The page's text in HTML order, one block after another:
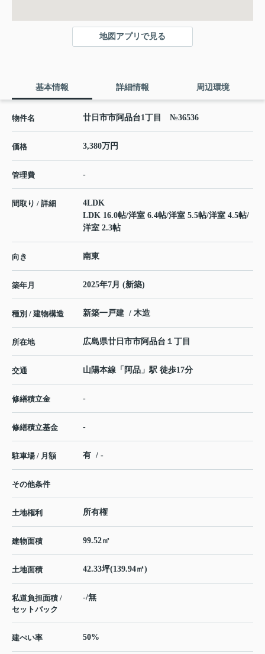
地図アプリで見る
基本情報 詳細情報 周辺環境
物件名 廿日市市阿品台1丁目 №36536
価格 3,380万円
管理費 -
間取り / 詳細
4LDK
LDK 16.0帖/洋室 6.4帖/洋室 5.5帖/洋室 4.5帖/
洋室 2.3帖
向き 南東
築年月 2025年7月 (新築)
種別 / 建物構造 新築一戸建 / 木造
所在地 広島県廿日市市阿品台 １丁目
交通 山陽本線 「 阿品 」駅 徒歩17分
修繕積立金 -
修繕積立基金 -
駐車場 / 月額 有 / -
その他条件
土地権利 所有権
建物面積 99.52㎡
土地面積 42.33坪(139.94㎡)
私道負担面積 /
セットバック
-/無
建ぺい率 50%